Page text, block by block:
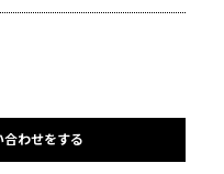
わせをする